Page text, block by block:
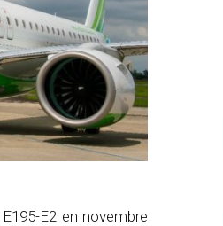
E2 en novembre